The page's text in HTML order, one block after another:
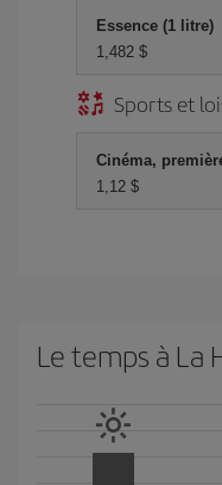
Essence (1 litre)
1,482 $
Sports et
Cinéma,
1,12 $
Le temps à La